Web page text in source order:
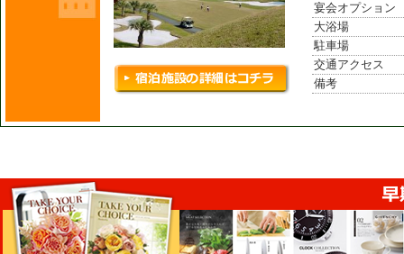
宴会オプション
大浴場
駐車場
交通アクセス
備考